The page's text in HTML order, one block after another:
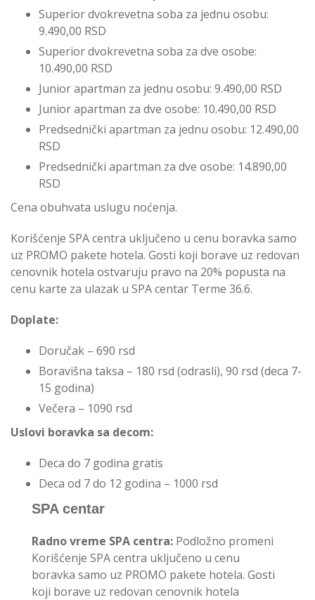
Superior dvokrevetna soba za jednu osobu:
9.490,00 RSD
Superior dvokrevetna soba za dve osobe:
10.490,00 RSD
Junior apartman za jednu osobu: 9.490,00 RSD
Junior apartman za dve osobe: 10.490,00 RSD
Predsednički apartman za jednu osobu: 12.490,00
RSD
Predsednički apartman za dve osobe: 14.890,00
RSD
Cena obuhvata uslugu noćenja.
Korišćenje SPA centra uključeno u cenu boravka samo
uz PROMO pakete hotela. Gosti koji borave uz redovan
cenovnik hotela ostvaruju pravo na 20% popusta na
cenu karte za ulazak u SPA centar Terme 36.6.
Doplate:
Doručak – 690 rsd
Boravišna taksa – 180 rsd (odrasli), 90 rsd (deca 7-
15 godina)
Večera – 1090 rsd
Uslovi boravka sa decom:
Deca do 7 godina gratis
Deca od 7 do 12 godina – 1000 rsd
SPA centar
Radno vreme SPA centra: Podložno promeni
Korišćenje SPA centra uključeno u cenu
boravka samo uz PROMO pakete hotela. Gosti
koji borave uz redovan cenovnik hotela